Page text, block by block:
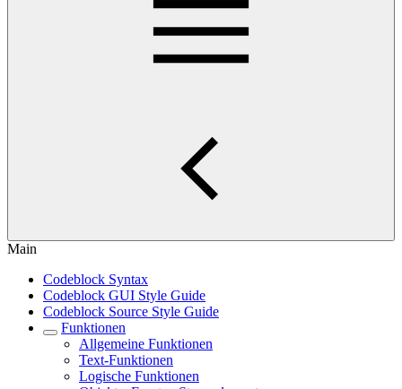
Main
Codeblock Syntax
Codeblock GUI Style Guide
Codeblock Source Style Guide
Funktionen
Allgemeine Funktionen
Text-Funktionen
Logische Funktionen